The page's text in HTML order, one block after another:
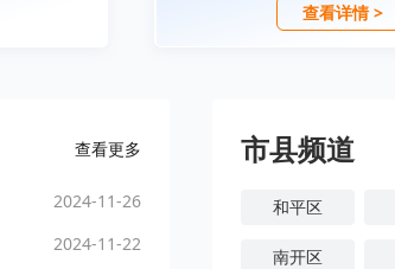
查看详情 >
查看更多
2024-11-26
2024-11-22
市县频道
和平区
南开区